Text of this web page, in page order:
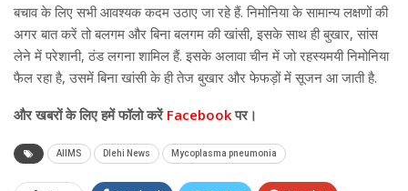
बचाव के लिए सभी आवश्यक कदम उठाए जा रहे हैं. निमोनिया के सामान्य लक्षणों की
अगर बात करें तो बलगम और बिना बलगम की खांसी, इसके साथ ही बुखार, सांस
लेने में परेशानी, ठंड लगना शामिल हैं. इसके अलावा चीन में जो रहस्यमयी निमोनिया
फैल रहा है, उसमें बिना खांसी के ही तेज बुखार और फेफड़ों में सूजन आ जाती है.
औरखबरों के लिए हमें फॉलो करेंFacebookपर।
AIIMS Dlehi News Mycoplasma pneumonia